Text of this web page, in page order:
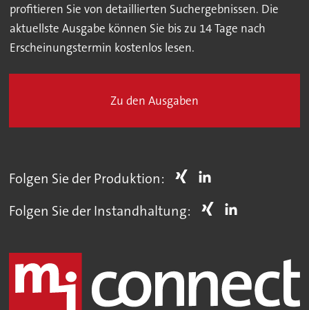
profitieren Sie von detaillierten Suchergebnissen. Die
aktuellste Ausgabe können Sie bis zu 14 Tage nach
Erscheinungstermin kostenlos lesen.
Zu den Ausgaben
Folgen Sie der Produktion:
Folgen Sie der Instandhaltung: